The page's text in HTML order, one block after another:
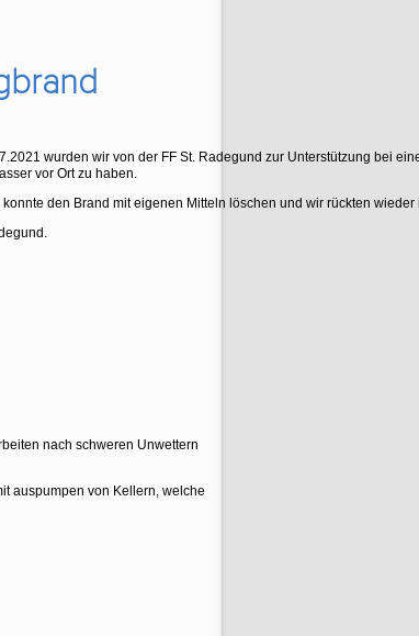
nach schweren Unwettern
auspumpen von Kellern, welche
wurden wir von der FF St. Radegund zur Unterstützung bei
vor Ort zu haben.
konnte den Brand mit eigenen Mitteln löschen und wir rückten